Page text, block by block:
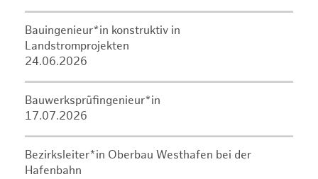
Bauingenieur*in konstruktiv in
Landstromprojekten
24.06.2026
Bauwerksprüfingenieur*in
17.07.2026
Bezirksleiter*in Oberbau Westhafen bei der
Hafenbahn